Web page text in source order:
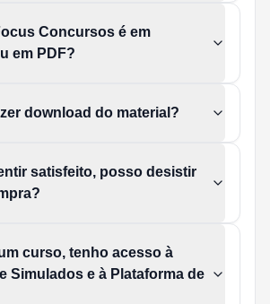
Concursos é em
em PDF?
download do material?
satisfeito, posso desistir
curso, tenho acesso à
Simulados e à Plataforma de